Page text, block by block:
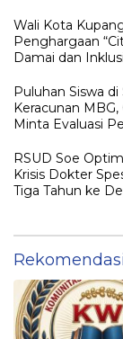
Karya Terbaik
Wali Kota
Penghargaan
Damai dan
Puluhan Siswa di
Keracunan MBG,
Minta Evaluasi
RSUD Soe
Krisis Dokter
Tiga Tahun ke